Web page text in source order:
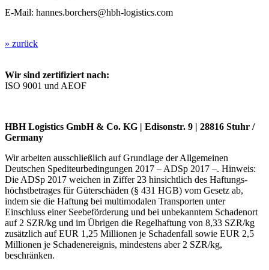
E-Mail: hannes.borchers@hbh-logistics.com
» zurück
Wir sind zertifiziert nach:
ISO 9001 und AEOF
HBH Logistics GmbH & Co. KG | Edisonstr. 9 | 28816 Stuhr /
Germany
Wir arbeiten ausschließlich auf Grundlage der Allgemeinen
Deutschen Spediteurbedingungen 2017 – ADSp 2017 –. Hinweis:
Die ADSp 2017 weichen in Ziffer 23 hinsichtlich des Haftungs-
höchstbetrages für Güterschäden (§ 431 HGB) vom Gesetz ab,
indem sie die Haftung bei multimodalen Transporten unter
Einschluss einer Seebeförderung und bei unbekanntem Schadenort
auf 2 SZR/kg und im Übrigen die Regelhaftung von 8,33 SZR/kg
zusätzlich auf EUR 1,25 Millionen je Schadenfall sowie EUR 2,5
Millionen je Schadenereignis, mindestens aber 2 SZR/kg,
beschränken.